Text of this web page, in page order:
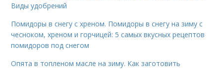
Виды удобрений
Помидоры в снегу с хреном. Помидоры в снегу на зиму с
чесноком, хреном и горчицей: 5 самых вкусных рецептов
помидоров под снегом
Опята в топленом масле на зиму. Как заготовить